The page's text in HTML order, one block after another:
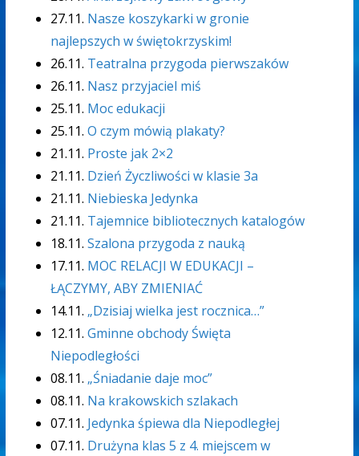
27.11. Nasze koszykarki w gronie
najlepszych w świętokrzyskim!
26.11. Teatralna przygoda pierwszaków
26.11. Nasz przyjaciel miś
25.11. Moc edukacji
25.11. O czym mówią plakaty?
21.11. Proste jak 2×2
21.11. Dzień Życzliwości w klasie 3a
21.11. Niebieska Jedynka
21.11. Tajemnice bibliotecznych katalogów
18.11. Szalona przygoda z nauką
17.11. MOC RELACJI W EDUKACJI –
ŁĄCZYMY, ABY ZMIENIAĆ
14.11. „Dzisiaj wielka jest rocznica…”
12.11. Gminne obchody Święta
Niepodległości
08.11. „Śniadanie daje moc”
08.11. Na krakowskich szlakach
07.11. Jedynka śpiewa dla Niepodległej
07.11. Drużyna klas 5 z 4. miejscem w